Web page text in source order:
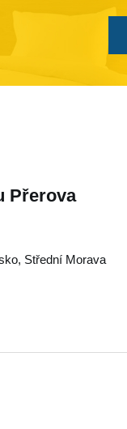
Přerova
, Střední Morava